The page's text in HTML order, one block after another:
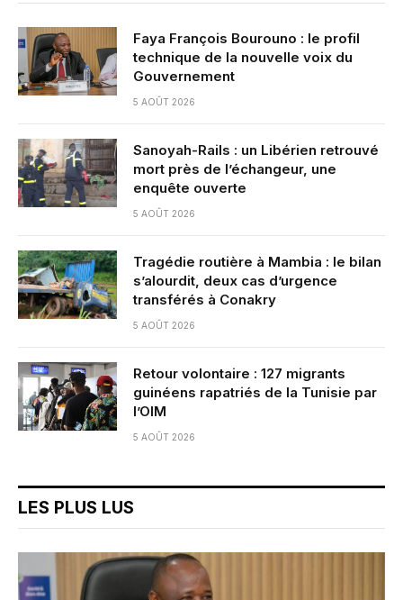
Faya François Bourouno : le profil
technique de la nouvelle voix du
Gouvernement
5 AOÛT 2026
Sanoyah-Rails : un Libérien retrouvé
mort près de l’échangeur, une
enquête ouverte
5 AOÛT 2026
Tragédie routière à Mambia : le bilan
s’alourdit, deux cas d’urgence
transférés à Conakry
5 AOÛT 2026
Retour volontaire : 127 migrants
guinéens rapatriés de la Tunisie par
l’OIM
5 AOÛT 2026
LES PLUS LUS